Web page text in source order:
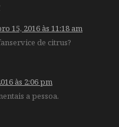
15, 2016 às 11:18 am
de citrus?
às 2:06 pm
a pessoa.